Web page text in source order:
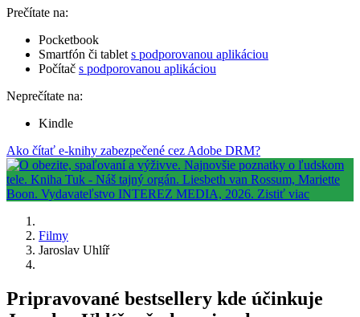
Prečítate na:
Pocketbook
Smartfón či tablet s podporovanou aplikáciou
Počítač s podporovanou aplikáciou
Neprečítate na:
Kindle
Ako čítať e-knihy zabezpečené cez Adobe DRM?
Filmy
Jaroslav Uhlíř
Pripravované bestsellery kde účinkuje